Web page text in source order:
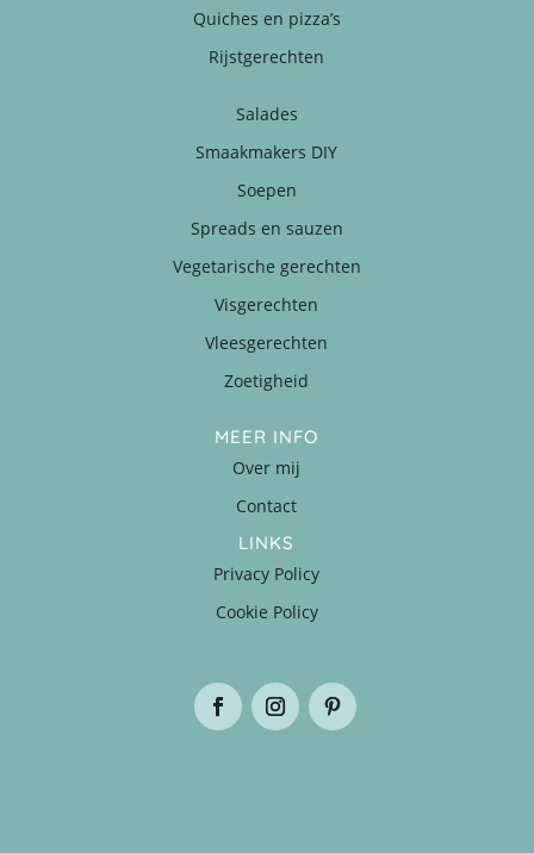
Quiches en pizza’s
Rijstgerechten
Salades
Smaakmakers DIY
Soepen
Spreads en sauzen
Vegetarische gerechten
Visgerechten
Vleesgerechten
Zoetigheid
MEER INFO
Over mij
Contact
LINKS
Privacy Policy
Cookie Policy